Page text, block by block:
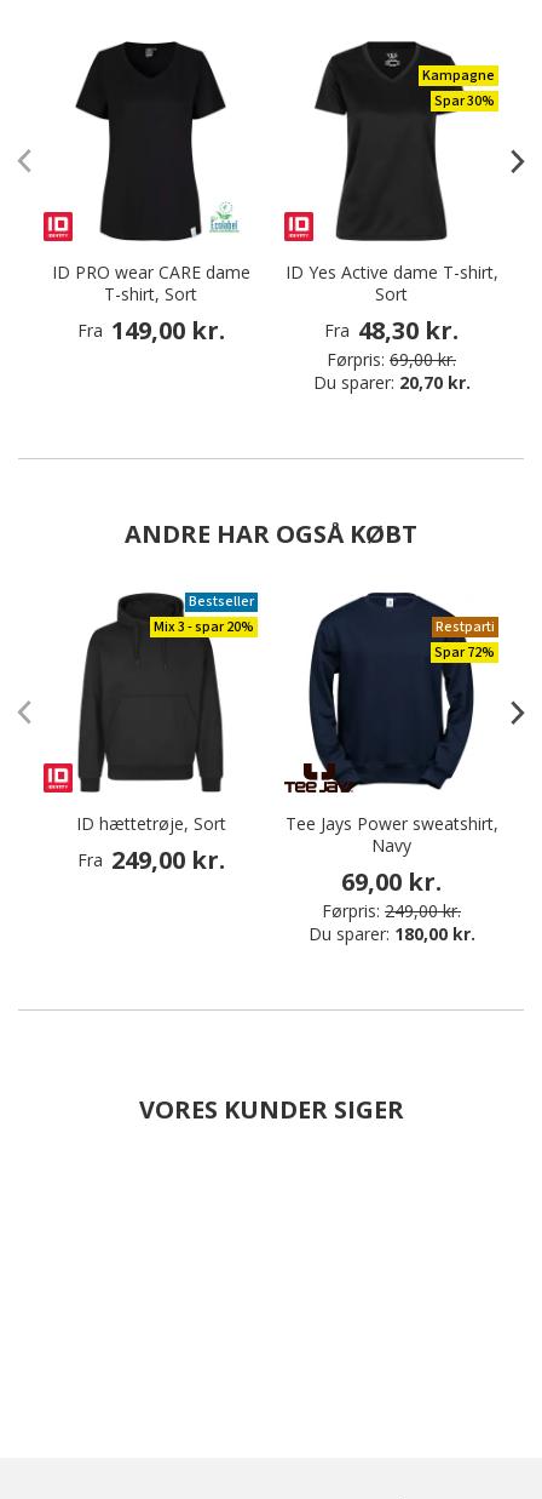
ID PRO wear CARE dame
T-shirt, Sort
Fra 149,00 kr.
Kampagne
Spar 30%
ID Yes Active dame T-shirt,
Sort
Fra 48,30 kr.
Førpris: 69,00 kr.
Du sparer: 20,70 kr.
ANDRE HAR OGSÅ KØBT
Bestseller
Mix 3 - spar 20%
ID hættetrøje, Sort
Fra 249,00 kr.
Restparti
Spar 72%
Tee Jays Power sweatshirt,
Navy
69,00 kr.
Førpris: 249,00 kr.
Du sparer: 180,00 kr.
VORES KUNDER SIGER